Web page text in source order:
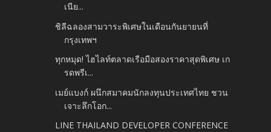
เนีย...
ชิลีฉลองสามวาระพิเศษในเดือนกันยายนที่
กรุงเทพฯ
ทุกหมุด! ไฮไลท์ตลาดเรือมือสองราคาสุดพิเศษ เก
รดพรีเ...
เมย์แบงก์ ผนึกสมาคมนักลงทุนประเทศไทย ชวน
เจาะลึกโอก...
LINE THAILAND DEVELOPER CONFERENCE